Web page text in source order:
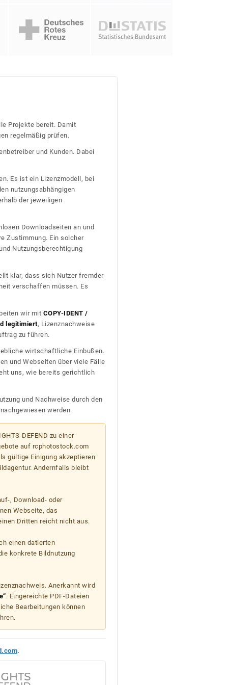
Projekte bereit. Damit
regelmäßig prüfen.
und Kunden. Dabei
Es ist ein Lizenzmodell, bei
nutzungsabhängigen
der jeweiligen
Downloadseiten an und
Zustimmung. Ein solcher
Nutzungsberechtigung
klar, dass sich Nutzer fremder
verschaffen müssen. Es
wir mit COPY-IDENT /
legitimiert, Lizenznachweise
zu führen.
wirtschaftliche Einbußen.
und Webseiten über viele Fälle
uns, wie bereits gerichtlich
und Nachweise durch den
werden.
DEFEND zu einer
auf rcphotostock.com
gültige Einigung akzeptieren
Andernfalls bleibt
, Download- oder
Webseite, das
Dritten reicht nicht aus.
einen datierten
konkrete Bildnutzung
Anerkannt wird
. Eingereichte PDF-Dateien
Bearbeitungen können
.